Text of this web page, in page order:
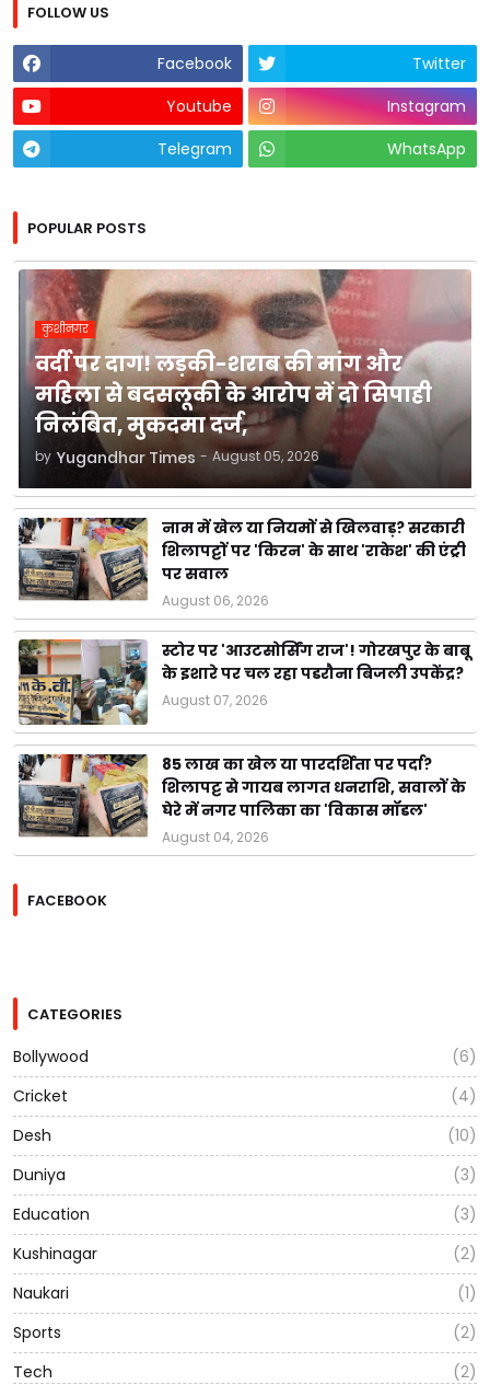
FOLLOW US
Facebook
Twitter
Youtube
Instagram
Telegram
WhatsApp
POPULAR POSTS
कुशीनगर
वर्दी पर दाग! लड़की-शराब की मांग और
महिला से बदसलूकी के आरोप में दो सिपाही
निलंबित, मुकदमा दर्ज,
by Yugandhar Times - August 05, 2026
नाम में खेल या नियमों से खिलवाड़? सरकारी
शिलापट्टों पर 'किरन' के साथ 'राकेश' की एंट्री
पर सवाल
August 06, 2026
स्टोर पर 'आउटसोर्सिंग राज'! गोरखपुर के बाबू
के इशारे पर चल रहा पडरौना बिजली उपकेंद्र?
August 07, 2026
85 लाख का खेल या पारदर्शिता पर पर्दा?
शिलापट्ट से गायब लागत धनराशि, सवालों के
घेरे में नगर पालिका का 'विकास मॉडल'
August 04, 2026
FACEBOOK
CATEGORIES
Bollywood
(6)
Cricket
(4)
Desh
(10)
Duniya
(3)
Education
(3)
Kushinagar
(2)
Naukari
(1)
Sports
(2)
Tech
(2)